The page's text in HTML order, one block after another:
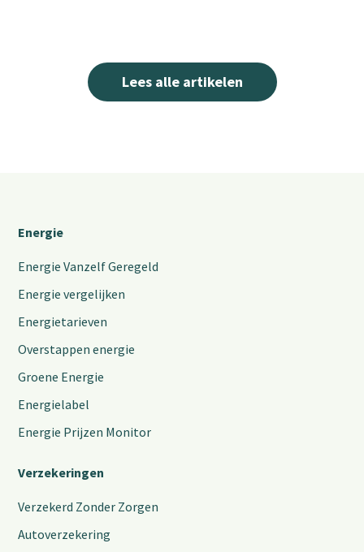
Lees alle artikelen
Energie
Energie Vanzelf Geregeld
Energie vergelijken
Energietarieven
Overstappen energie
Groene Energie
Energielabel
Energie Prijzen Monitor
Verzekeringen
Verzekerd Zonder Zorgen
Autoverzekering